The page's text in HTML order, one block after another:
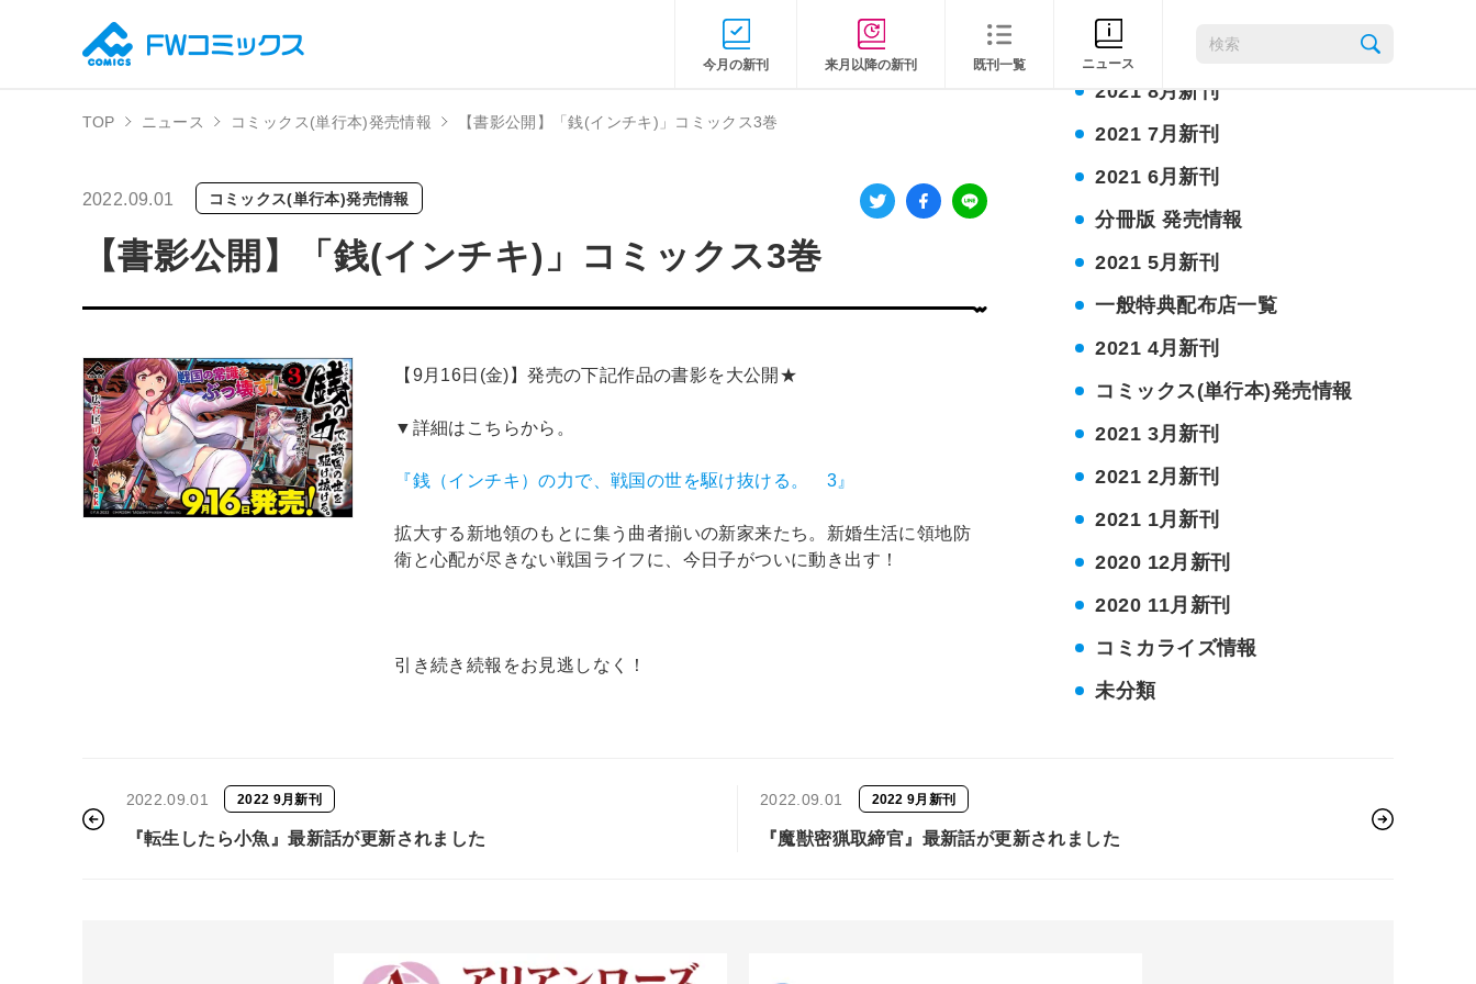
今月の新刊 来月以降の新刊 既刊一覧 ニュース
TOP ニュース コミックス(単行本)発売情報 【書影公開】「銭(インチキ)」コミックス3巻
2022.09.01 コミックス(単行本)発売情報
【書影公開】「銭(インチキ)」コミックス3巻
【9月16日(金)】発売の下記作品の書影を大公開★
▼詳細はこちらから。
『銭（インチキ）の力で、戦国の世を駆け抜ける。 3』
拡大する新地領のもとに集う曲者揃いの新家来たち。新婚生活に領地防
衛と心配が尽きない戦国ライフに、今日子がついに動き出す！
引き続き続報をお見逃しなく！
2021 9月新刊
2021 8月新刊
2021 7月新刊
2021 6月新刊
分冊版 発売情報
2021 5月新刊
一般特典配布店一覧
2021 4月新刊
コミックス(単行本)発売情報
2021 3月新刊
2021 2月新刊
2021 1月新刊
2020 12月新刊
2020 11月新刊
コミカライズ情報
未分類
2022.09.01 2022 9月新刊
『転生したら小魚』最新話が更新されました
2022.09.01 2022 9月新刊
『魔獣密猟取締官』最新話が更新されました